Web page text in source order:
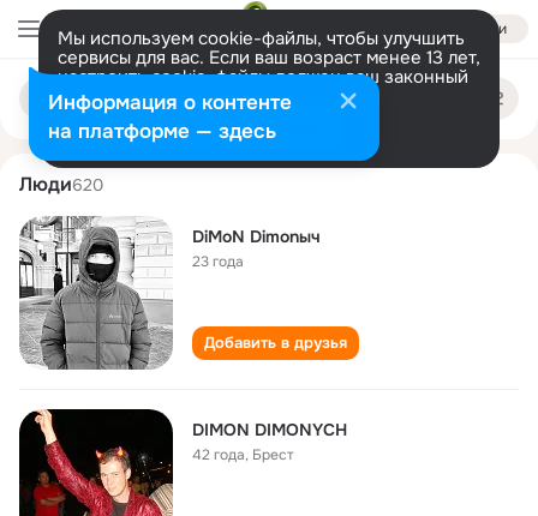
Войти
Мы используем cookie-файлы, чтобы улучшить
сервисы для вас. Если ваш возраст менее 13 лет,
настроить cookie-файлы должен ваш законный
представитель. Больше информации
Разрешить все Настроить
Поиск
людям
dimon dimonych
Люди620
DiMoN Dimonыч
23 года
Добавить в друзья
DIMON DIMONYCH
42 года, Брест
Информация о контенте
на платформе — здесь